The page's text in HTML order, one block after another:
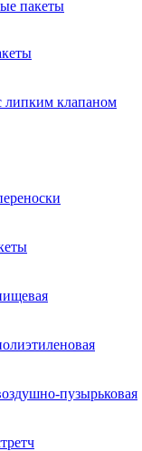
пакеты
липким клапаном
пузырьковая